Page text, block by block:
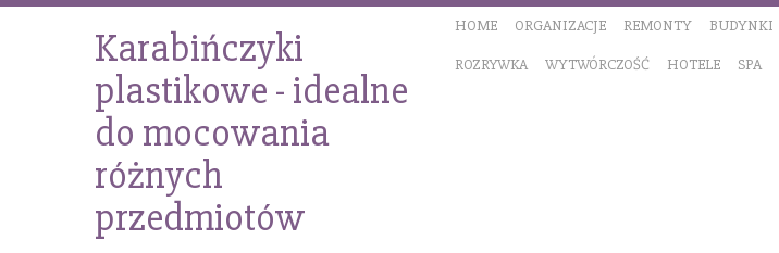
HOME ORGANIZACJE REMONTY BUDYNKI
ROZRYWKA WYTWÓRCZOŚĆ HOTELE SPA
Karabińczyki
plastikowe - idealne
do mocowania
różnych
przedmiotów